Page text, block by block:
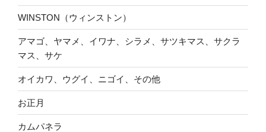
WINSTON（ウィンストン）
アマゴ、ヤマメ、イワナ、シラメ、サツキマス、サクラ
マス、サケ
オイカワ、ウグイ、ニゴイ、その他
お正月
カムパネラ